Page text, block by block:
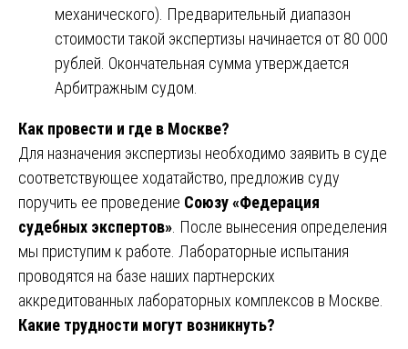
механического). Предварительный диапазон
стоимости такой экспертизы начинается от 80 000
рублей. Окончательная сумма утверждается
Арбитражным судом.
Как провести и где в Москве?
Для назначения экспертизы необходимо заявить в суде
соответствующее ходатайство, предложив суду
поручить ее проведение Союзу «Федерация
судебных экспертов» . После вынесения определения
мы приступим к работе. Лабораторные испытания
проводятся на базе наших партнерских
аккредитованных лабораторных комплексов в Москве.
Какие трудности могут возникнуть?